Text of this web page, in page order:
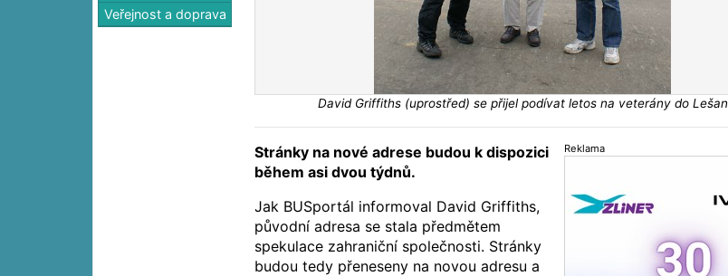
Veřejnost a doprava
David Griffiths (uprostřed) se přijel podívat letos na veterány do Lešan
Reklama
Stránky na nové adrese budou k dispozici
během asi dvou týdnů.
Jak BUSportál informoval David Griffiths,
původní adresa se stala předmětem
spekulace zahraniční společnosti. Stránky
budou tedy přeneseny na novou adresu a